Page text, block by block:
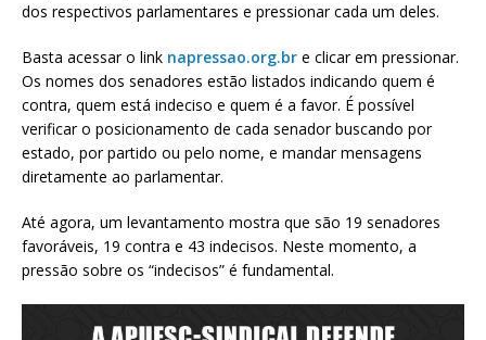
dos respectivos parlamentares e pressionar cada um deles.
Basta acessar o link napressao.org.br e clicar em pressionar.
Os nomes dos senadores estão listados indicando quem é
contra, quem está indeciso e quem é a favor. É possível
verificar o posicionamento de cada senador buscando por
estado, por partido ou pelo nome, e mandar mensagens
diretamente ao parlamentar.
Até agora, um levantamento mostra que são 19 senadores
favoráveis, 19 contra e 43 indecisos. Neste momento, a
pressão sobre os “indecisos” é fundamental.